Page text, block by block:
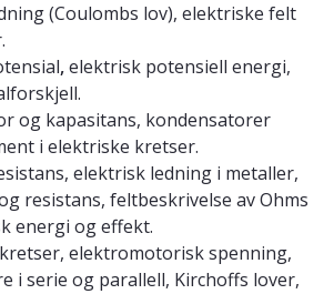
(Coulombs lov), elektriske felt
,elektrisk potensiell energi,
og kapasitans, kondensatorer
i elektriske kretser.
elektrisk ledning i metaller,
resistans, feltbeskrivelse av Ohms
energi og effekt.
elektromotorisk spenning,
i serie og parallell, Kirchoffs lover,